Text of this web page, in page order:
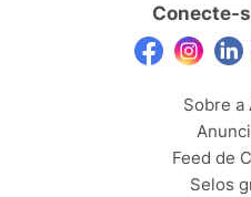
Conecte-
Sobre a
Feed de
Selos